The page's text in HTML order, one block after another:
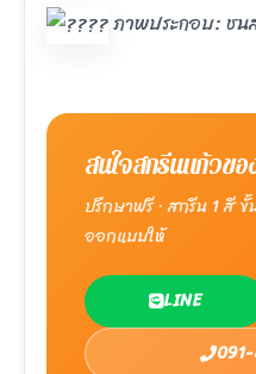
ภาพประกอบ: ชน
สนใจสกรีนแก้วข
ปรึกษาฟรี · สกรีน 1 สี
ออกแบบให้
LINE